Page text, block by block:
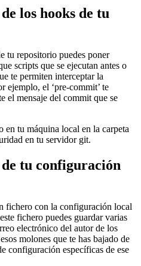
los hooks de tu
tu repositorio puedes poner
scripts que se ejecutan antes o
te permiten interceptar la
ejemplo, el ‘pre-commit’ te
el mensaje del commit que se
en tu máquina local en la carpeta
en tu servidor git.
tu configuración
fichero con la configuración local
fichero puedes guardar varias
electrónico del autor de los
molones que te has bajado de
configuración específicas de ese